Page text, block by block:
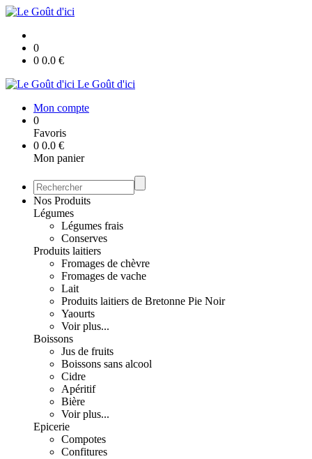
0
0 0.0 €
Le Goût d'ici
Mon compte
0
Favoris
0 0.0 €
Mon panier
Nos Produits
Légumes
Légumes frais
Conserves
Produits laitiers
Fromages de chèvre
Fromages de vache
Lait
Produits laitiers de Bretonne Pie Noir
Yaourts
Voir plus...
Boissons
Jus de fruits
Boissons sans alcool
Cidre
Apéritif
Bière
Voir plus...
Epicerie
Compotes
Confitures